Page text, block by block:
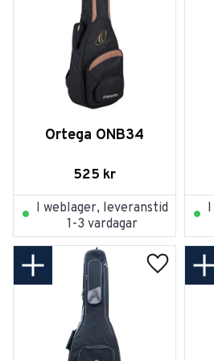
Ortega ONB34
525 kr
I weblager, leveranstid
1-3 vardagar
Lägg till i